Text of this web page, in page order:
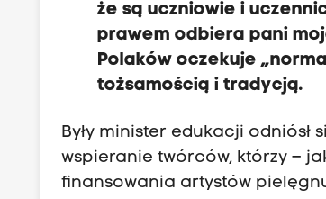
że są uczniowie i
prawem odbiera pani
Polaków oczekuje
tożsamością i tradycją.
Były minister edukacji
wspieranie twórców, którzy –
finansowania artystów